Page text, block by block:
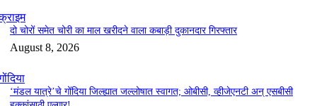
दो चोरों समेत चोरी का माल खरीदने वाला कबाड़ी दुकानदार गिरफ्तार
August 8, 2026
‘मंडल यात्रे’चे गोंदिया जिल्ह्यात जल्लोषात स्वागत; ओबीसी, व्हीजेएनटी अन् एसबीसी